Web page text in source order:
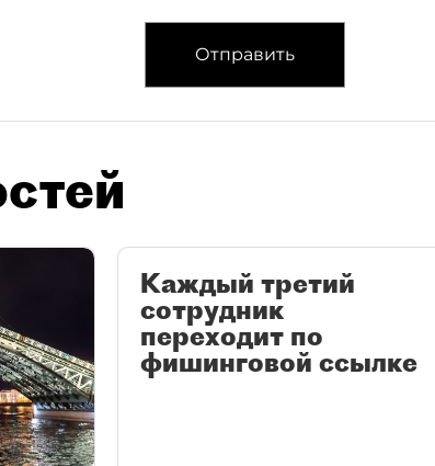
Отправить
Каждый третий
сотрудник
переходит по
фишинговой ссылке